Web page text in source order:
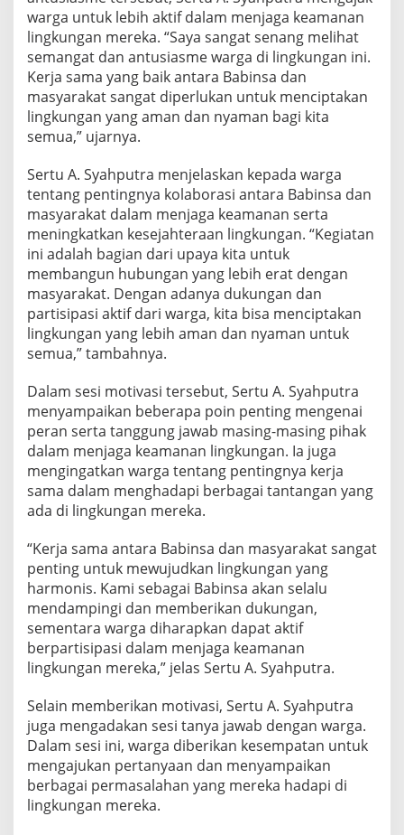
r
a
h
a
n
T
u
s
t
a
d
a
a
m
M
e
n
n
g
k
a
t
k
a
n
K
a
m
a
n
a
n
d
a
e
s
e
j
a
h
t
warga untuk lebih aktif dalam menjaga keamanan
lingkungan mereka. “Saya sangat senang melihat
semangat dan antusiasme warga di lingkungan ini.
Kerja sama yang baik antara Babinsa dan
masyarakat sangat diperlukan untuk menciptakan
lingkungan yang aman dan nyaman bagi kita
semua,” ujarnya.
Sertu A. Syahputra menjelaskan kepada warga
tentang pentingnya kolaborasi antara Babinsa dan
masyarakat dalam menjaga keamanan serta
meningkatkan kesejahteraan lingkungan. “Kegiatan
ini adalah bagian dari upaya kita untuk
membangun hubungan yang lebih erat dengan
masyarakat. Dengan adanya dukungan dan
partisipasi aktif dari warga, kita bisa menciptakan
lingkungan yang lebih aman dan nyaman untuk
semua,” tambahnya.
Dalam sesi motivasi tersebut, Sertu A. Syahputra
menyampaikan beberapa poin penting mengenai
peran serta tanggung jawab masing-masing pihak
dalam menjaga keamanan lingkungan. Ia juga
mengingatkan warga tentang pentingnya kerja
sama dalam menghadapi berbagai tantangan yang
ada di lingkungan mereka.
“Kerja sama antara Babinsa dan masyarakat sangat
penting untuk mewujudkan lingkungan yang
harmonis. Kami sebagai Babinsa akan selalu
mendampingi dan memberikan dukungan,
sementara warga diharapkan dapat aktif
berpartisipasi dalam menjaga keamanan
lingkungan mereka,” jelas Sertu A. Syahputra.
Selain memberikan motivasi, Sertu A. Syahputra
juga mengadakan sesi tanya jawab dengan warga.
Dalam sesi ini, warga diberikan kesempatan untuk
mengajukan pertanyaan dan menyampaikan
berbagai permasalahan yang mereka hadapi di
lingkungan mereka.